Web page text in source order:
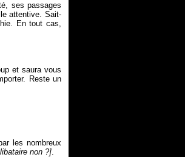
ses passages
attentive. Sait-
En tout cas,
et saura vous
Reste un
les nombreux
non ?].